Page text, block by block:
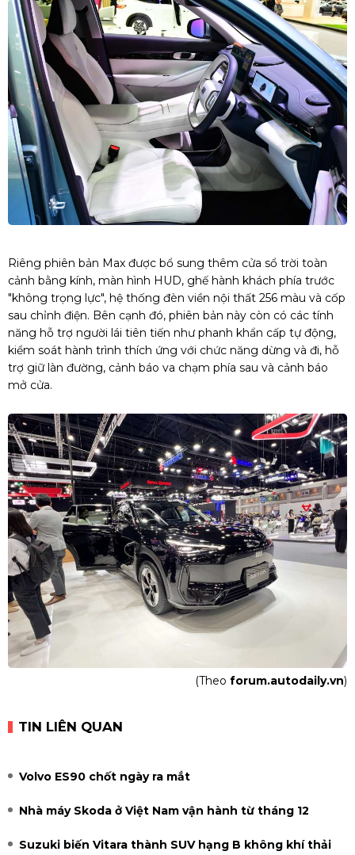
Riêng phiên bản Max được bổ sung thêm cửa sổ trời toàn
cảnh bằng kính, màn hình HUD, ghế hành khách phía trước
"không trọng lực", hệ thống đèn viền nội thất 256 màu và cốp
sau chỉnh điện. Bên cạnh đó, phiên bản này còn có các tính
năng hỗ trợ người lái tiên tiến như phanh khẩn cấp tự động,
kiểm soát hành trình thích ứng với chức năng dừng và đi, hỗ
trợ giữ làn đường, cảnh báo va chạm phía sau và cảnh báo
mở cửa.
(Theo forum.autodaily.vn)
TIN LIÊN QUAN
Volvo ES90 chốt ngày ra mắt
Nhà máy Skoda ở Việt Nam vận hành từ tháng 12
Suzuki biến Vitara thành SUV hạng B không khí thải